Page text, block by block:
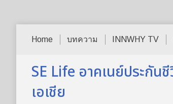
Home บทความ INNWHY TV
SE Life อาคเนย์ประกัน
เอเชีย